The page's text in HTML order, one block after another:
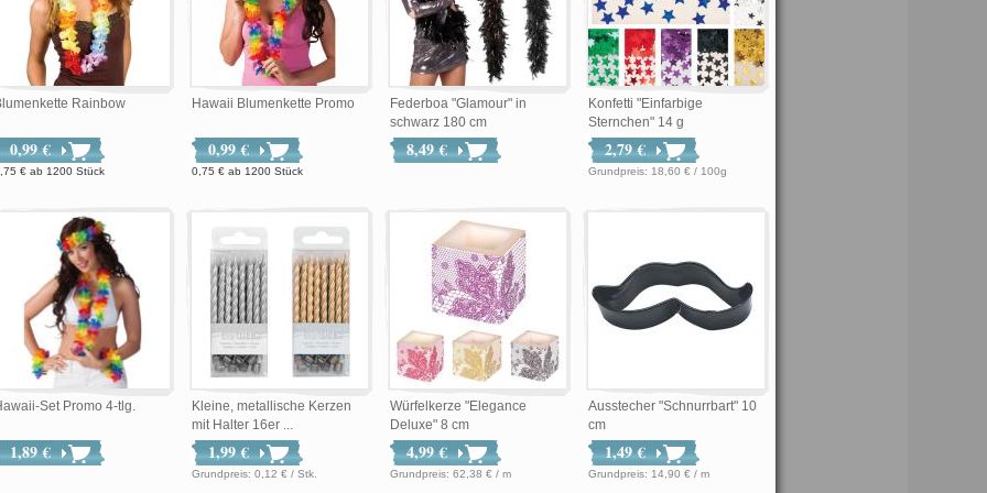
Rainbow
0,99 €
€ ab 1200 Stück
Hawaii Blumenkette Promo
0,99 €
0,75 € ab 1200 Stück
Federboa "Glamour" in
schwarz 180 cm
8,49 €
Konfetti "Einfarbige
Sternchen" 14 g
2,79 €
Grundpreis: 18,60 € / 100g
Set Promo 4-tlg.
1,89 €
Kleine, metallische Kerzen
mit Halter 16er ...
1,99 €
Grundpreis: 0,12 € / Stk.
Würfelkerze "Elegance
Deluxe" 8 cm
4,99 €
Grundpreis: 62,38 € / m
Ausstecher "Schnurrbart" 10
cm
1,49 €
Grundpreis: 14,90 € / m